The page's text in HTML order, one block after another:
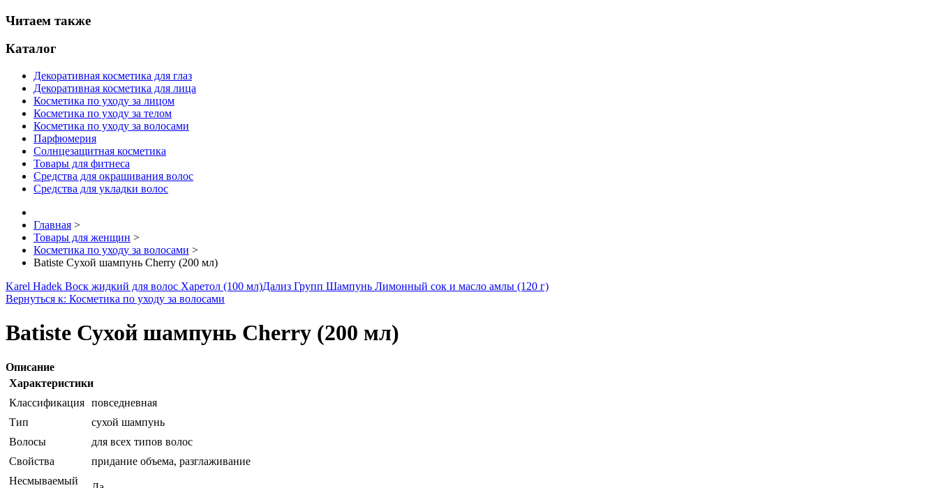
Читаем также
Каталог
Декоративная косметика для глаз
Декоративная косметика для лица
Косметика по уходу за лицом
Косметика по уходу за телом
Косметика по уходу за волосами
Парфюмерия
Солнцезащитная косметика
Товары для фитнеса
Средства для окрашивания волос
Средства для укладки волос
Главная >
Товары для женщин >
Косметика по уходу за волосами >
Batiste Сухой шампунь Cherry (200 мл)
Karel Hadek Воск жидкий для волос Харетол (100 мл)Дализ Групп Шампунь Лимонный сок и масло амлы (120 г)
Вернуться к: Косметика по уходу за волосами
Batiste Сухой шампунь Cherry (200 мл)
Описание
Характеристики
Классификация повседневная
Тип
сухой шампунь
Волосы
для всех типов волос
Свойства
придание объема, разглаживание
Несмываемый